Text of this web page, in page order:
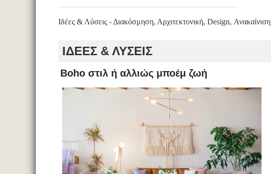
Ιδέες & Λύσεις - Διακόσμηση, Αρχιτεκτονική, Design, Ανακαίνιση
ΙΔΕΕΣ & ΛΥΣΕΙΣ
Boho στιλ ή αλλιώς μποέμ ζωή